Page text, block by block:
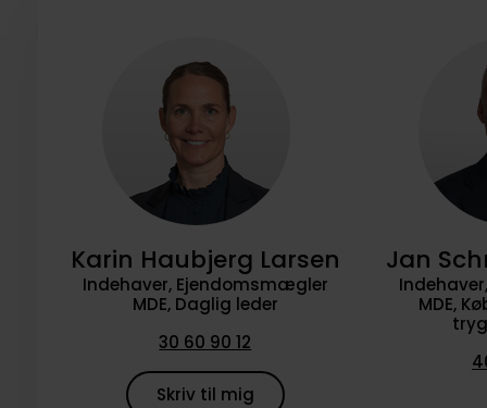
Karin Haubjerg Larsen
Indehaver, Ejendomsmægler
MDE, Daglig leder
30 60 90 12
Skriv til mig
Jan
MDE,